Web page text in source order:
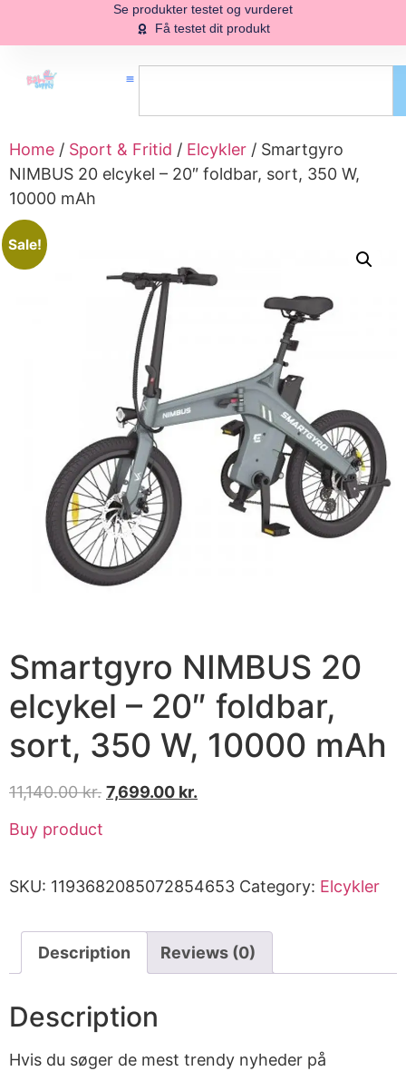
Se produkter testet og vurderet
Få testet dit produkt
Home / Sport & Fritid / Elcykler / Smartgyro
NIMBUS 20 elcykel – 20″ foldbar, sort, 350 W,
10000 mAh
Sale!
Smartgyro NIMBUS 20
elcykel – 20″ foldbar,
sort, 350 W, 10000 mAh
11,140.00kr. 7,699.00 kr.
Buy product
SKU: 1193682085072854653 Category: Elcykler
Description Reviews (0)
Description
Hvis du søger de mest trendy nyheder på